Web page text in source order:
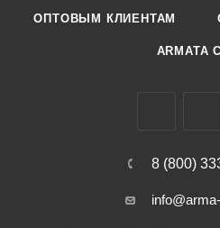
ОПТОВЫМ КЛИЕНТАМ
ARMATA
8 (800)